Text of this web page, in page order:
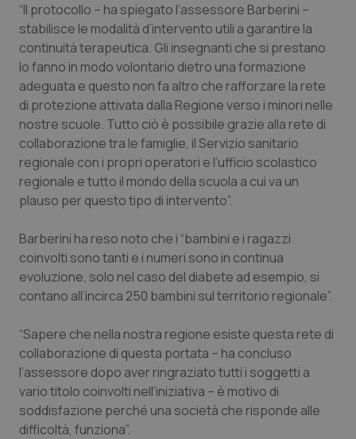
Sicilia
Toscana
Umbria
Valle D’Aosta
Veneto
Neuroscienze & patologie neurodegenerative
Obesità
Oftalmologia
Oncodermatologia
Oncoematologia
Psoriasi & pelle
Quotidiano Cardiologia
Quotidiano Chirurgia
Quotidiano Oncologia
Quotidiano Pediatria
“Il protocollo – ha spiegato l’assessore Barberini –
stabilisce le modalità d’intervento utili a garantire la
continuità terapeutica. Gli insegnanti che si prestano
lo fanno in modo volontario dietro una formazione
adeguata e questo non fa altro che rafforzare la rete
di protezione attivata dalla Regione verso i minori nelle
nostre scuole. Tutto ciò è possibile grazie alla rete di
collaborazione tra le famiglie, il Servizio sanitario
regionale con i propri operatori e l’ufficio scolastico
regionale e tutto il mondo della scuola a cui va un
plauso per questo tipo di intervento”.
Barberini ha reso noto che i “bambini e i ragazzi
coinvolti sono tanti e i numeri sono in continua
evoluzione, solo nel caso del diabete ad esempio, si
contano all’incirca 250 bambini sul territorio regionale”.
“Sapere che nella nostra regione esiste questa rete di
collaborazione di questa portata – ha concluso
l’assessore dopo aver ringraziato tutti i soggetti a
vario titolo coinvolti nell’iniziativa – è motivo di
soddisfazione perché una società che risponde alle
difficoltà, funziona”.